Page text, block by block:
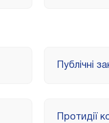
Публічні
Протидії